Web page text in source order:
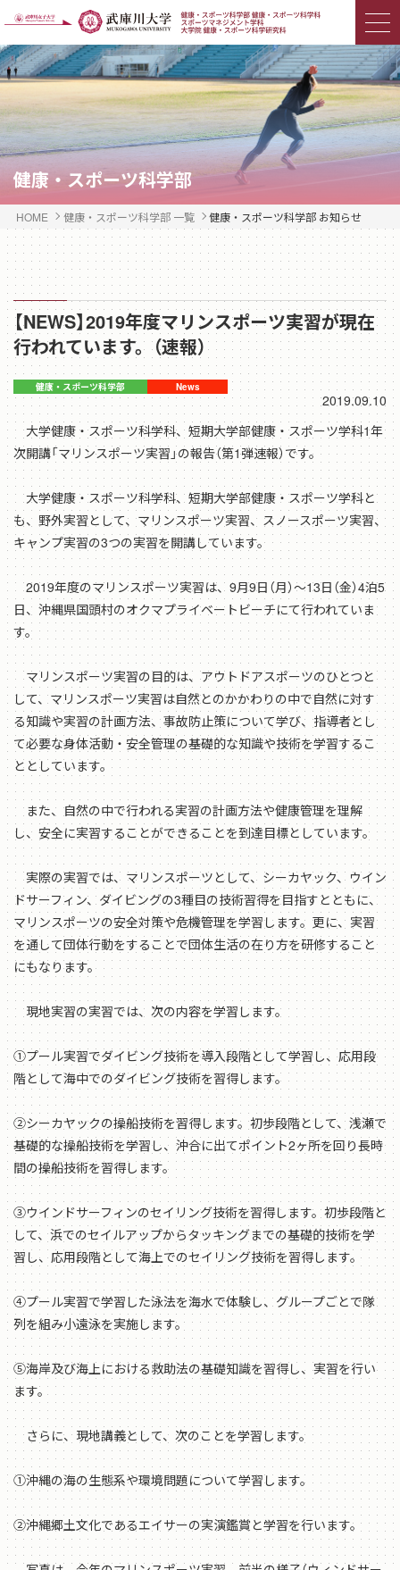
健康・スポーツ科学部
HOME 健康・スポーツ科学部 一覧 健康・スポーツ科学部 お知らせ
【NEWS】2019年度マリンスポーツ実習が現在
行われています。（速報）
2019.09.10
大学健康・スポーツ科学科、短期大学部健康・スポーツ学科1年
次開講「マリンスポーツ実習」の報告（第1弾速報）です。
大学健康・スポーツ科学科、短期大学部健康・スポーツ学科と
も、野外実習として、マリンスポーツ実習、スノースポーツ実習、
キャンプ実習の3つの実習を開講しています。
2019年度のマリンスポーツ実習は、9月9日（月）～13日（金）4泊5
日、沖縄県国頭村のオクマプライベートビーチにて行われていま
す。
マリンスポーツ実習の目的は、アウトドアスポーツのひとつと
して、マリンスポーツ実習は自然とのかかわりの中で自然に対す
る知識や実習の計画方法、事故防止策について学び、指導者とし
て必要な身体活動・安全管理の基礎的な知識や技術を学習するこ
ととしています。
また、自然の中で行われる実習の計画方法や健康管理を理解
し、安全に実習することができることを到達目標としています。
実際の実習では、マリンスポーツとして、シーカヤック、ウイン
ドサーフィン、ダイビングの3種目の技術習得を目指すとともに、
マリンスポーツの安全対策や危機管理を学習します。更に、実習
を通して団体行動をすることで団体生活の在り方を研修すること
にもなります。
現地実習の実習では、次の内容を学習します。
①プール実習でダイビング技術を導入段階として学習し、応用段
階として海中でのダイビング技術を習得します。
②シーカヤックの操船技術を習得します。初歩段階として、浅瀬で
基礎的な操船技術を学習し、沖合に出てポイント2ヶ所を回り長時
間の操船技術を習得します。
③ウインドサーフィンのセイリング技術を習得します。初歩段階と
して、浜でのセイルアップからタッキングまでの基礎的技術を学
習し、応用段階として海上でのセイリング技術を習得します。
④プール実習で学習した泳法を海水で体験し、グループごとで隊
列を組み小遠泳を実施します。
⑤海岸及び海上における救助法の基礎知識を習得し、実習を行い
ます。
さらに、現地講義として、次のことを学習します。
①沖縄の海の生態系や環境問題について学習します。
②沖縄郷土文化であるエイサーの実演鑑賞と学習を行います。